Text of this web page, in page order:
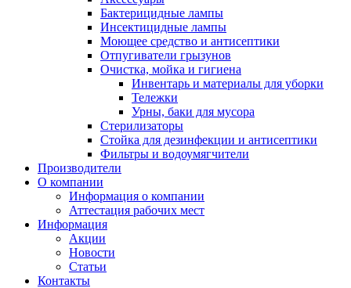
Бактерицидные лампы
Инсектицидные лампы
Моющее средство и антисептики
Отпугиватели грызунов
Очистка, мойка и гигиена
Инвентарь и материалы для уборки
Тележки
Урны, баки для мусора
Стерилизаторы
Стойка для дезинфекции и антисептики
Фильтры и водоумягчители
Производители
О компании
Информация о компании
Аттестация рабочих мест
Информация
Акции
Новости
Статьи
Контакты